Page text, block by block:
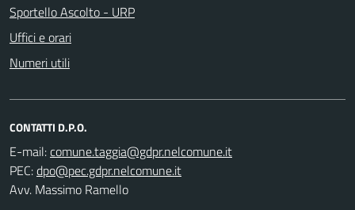
Sportello Ascolto - URP
Uffici e orari
Numeri utili
CONTATTI D.P.O.
E-mail:
PEC:
Avv. Massimo Ramello